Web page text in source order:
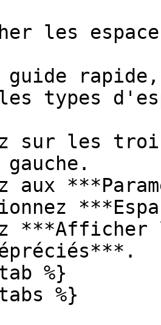
les
guide
types
sur les
aux
***Afficher